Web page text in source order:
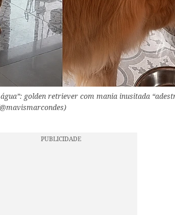
golden retriever com mania inusitada